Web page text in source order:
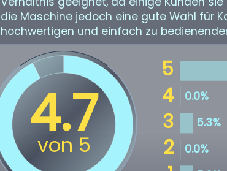
die Maschine jedoch eine gute Wahl für
hochwertigen und einfach zu